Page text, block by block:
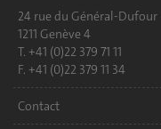
24 rue du Général-Dufour
1211 Genève 4
T. +41 (0)22 379 71 11
F. +41 (0)22 379 11 34
Contact